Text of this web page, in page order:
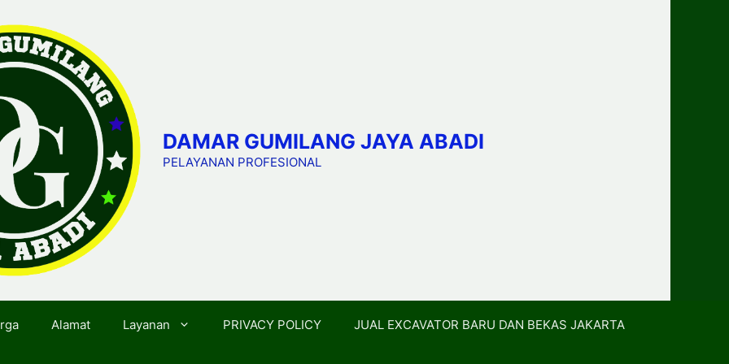
DAMAR GUMILANG JAYA ABADI
PELAYANAN PROFESIONAL
Alamat Layanan PRIVACY POLICY JUAL EXCAVATOR BARU DAN BEKAS JAKARTA